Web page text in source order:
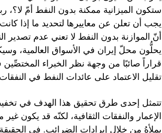
ستكون الميزانية ممكنة بدون النفط أمّ لا؟،
يجب أن تعلن عن معاييرها لتحديد ما إذا كانت
أنّ الموازنة بدون النفط لا تعني عدم تصدير
يحلُّون محلّ إيران في الأسواق العالمية،
قراراً صائبًا من وجهة نظر الخبراء
تقليل الاعتماد على عائدات النفط في
تتمثل إحدى طرق تحقيق هذا الهدف في
الإعمار والنفقات الثقافية، لكنّه قد يكون
يملأهُ من خلال إيرادات الضرائب. في